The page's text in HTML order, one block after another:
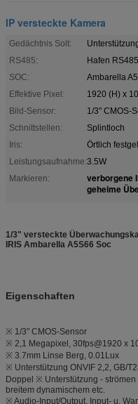
IP versteckte Kamera
Gedächtnis Solt:
RS485:
Hafen
SOC:
Ambarella
Effektive Pixel:
1920 (H) x
Bild-Sensor:
1/3" CMOS-
Schnittstellen:
Splintloch
Iris:
Örtlich
Leistungsaufnahme:3.5W
Markieren:
verborgene
geheime
1/3" versteckte
IRIS Ambarella A5S66 Soc
Eigenschaften
※ 1/3" CMOS-Sensor
※ 2,1 Megapixel, 30fps@1920 x
※ 3.7mm Linse Berg, 0.01Lux
※ Unterstützung ONVIF 2,2, GB/
Doppel ※ Unterstützung -
breitem dynamischem etc.
※ Audio-Input/Output, Input- u.